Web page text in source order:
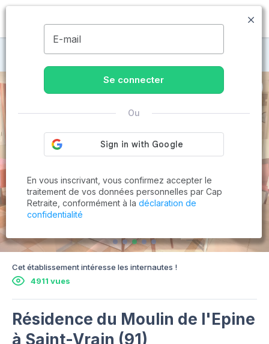
MENU
Maisons de retraite à Saint-Vrain
Cet établissement intéresse les internautes !
4911 vues
Résidence du Moulin de l'Epine
à Saint-Vrain (91)
E-mail
Se connecter
Ou
En vous inscrivant, vous confirmez accepter le
traitement de vos données personnelles par Cap
Retraite, conformément à la déclaration de
confidentialité